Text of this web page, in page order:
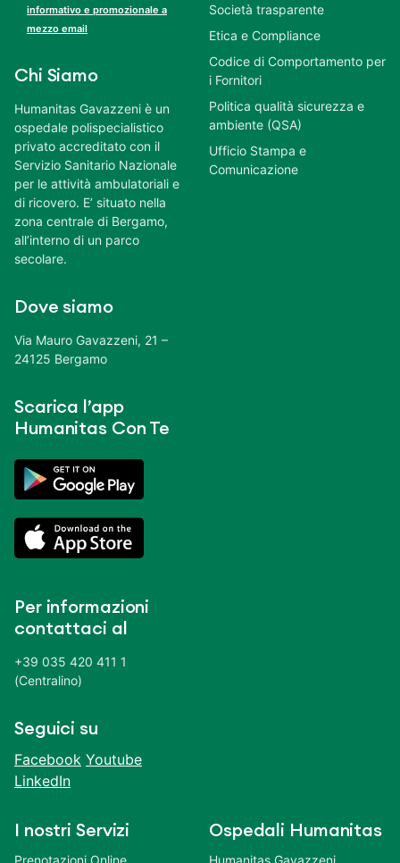
informativo e promozionale a
mezzo email
Chi Siamo
Humanitas Gavazzeni è un
ospedale polispecialistico
privato accreditato con il
Servizio Sanitario Nazionale
per le attività ambulatoriali e
di ricovero. E’ situato nella
zona centrale di Bergamo,
all’interno di un parco
secolare.
Dove siamo
Via Mauro Gavazzeni, 21 –
24125 Bergamo
Scarica l’app
Humanitas Con Te
Per informazioni
contattaci al
+39 035 420 411 1
(Centralino)
Seguici su
Facebook Youtube
LinkedIn
Società trasparente
Etica e Compliance
Codice di Comportamento per
i Fornitori
Politica qualità sicurezza e
ambiente (QSA)
Ufficio Stampa e
Comunicazione
I nostri Servizi
Prenotazioni Online
Ospedali Humanitas
Humanitas Gavazzeni